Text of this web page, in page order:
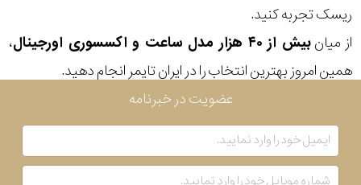
ریسک تجربه کنید.
از میانبیش از ۴۰ هزار مدل ساعت و اکسسوری اورجینال
،
همین امروز بهترین انتخاب را در ایران تایمر انجام دهید.
عضویت در خبرنامه